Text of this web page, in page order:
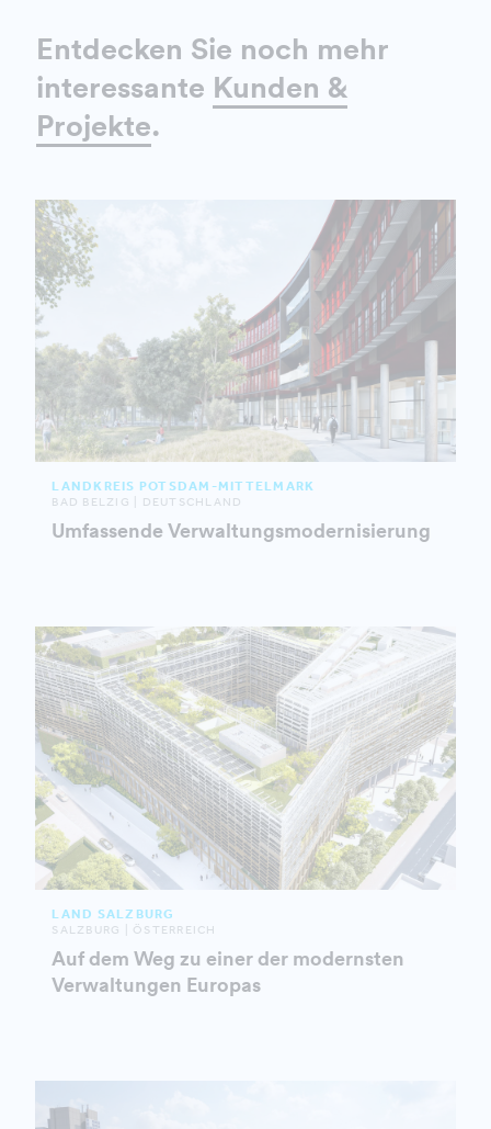
Entdecken Sie noch mehr
interessante Kunden &
Projekte.
LANDKREIS POTSDAM-MITTELMARK
BAD BELZIG | DEUTSCHLAND
Umfassende Verwaltungsmodernisierung
LAND SALZBURG
SALZBURG | ÖSTERREICH
Auf dem Weg zu einer der modernsten
Verwaltungen Europas